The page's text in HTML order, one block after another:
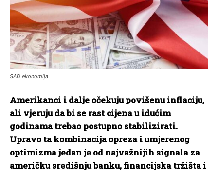
SAD ekonomija
Amerikanci i dalje očekuju povišenu inflaciju,
ali vjeruju da bi se rast cijena u idućim
godinama trebao postupno stabilizirati.
Upravo ta kombinacija opreza i umjerenog
optimizma jedan je od najvažnijih signala za
američku središnju banku, financijska tržišta i